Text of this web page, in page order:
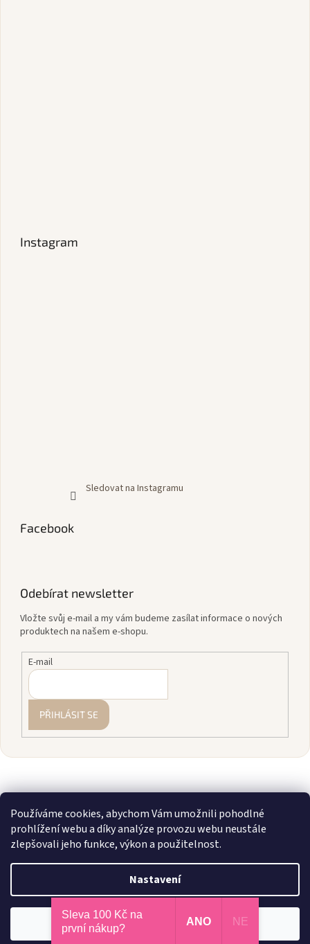
Používáme cookies, abychom Vám umožnili pohodlné
prohlížení webu a díky analýze provozu webu neustále
zlepšovali jeho funkce, výkon a použitelnost.
Nastavení
Odmítnout Souhlasím
💎 Staňte se členkou našeho VIP klubu! Registrujte se, sčítáme vám
nákupy a rozdáváme slevy až 10 %.
Instagram
Sledovat na Instagramu
Facebook
Odebírat newsletter
Vložte svůj e-mail a my vám budeme zasílat informace o nových
produktech na našem e-shopu.
E-mail
PŘIHLÁSIT SE
Vytvořil Shoptet
Copyright 2026zavodnice.cz
Upravit
nastavení cookies
Sleva 100 Kč na
první nákup?
ANO NE